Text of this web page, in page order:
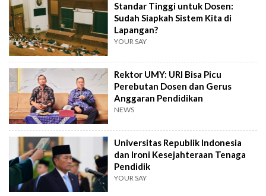
Standar Tinggi untuk Dosen:
Sudah Siapkah Sistem Kita di
Lapangan?
YOUR SAY
Rektor UMY: URI Bisa Picu
Perebutan Dosen dan Gerus
Anggaran Pendidikan
NEWS
Universitas Republik Indonesia
dan Ironi Kesejahteraan Tenaga
Pendidik
YOUR SAY